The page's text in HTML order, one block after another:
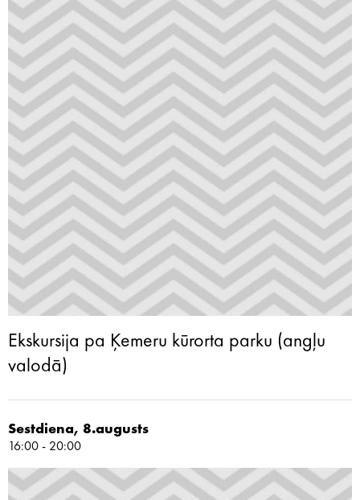
Ekskursija pa Ķemeru kūrorta parku (angļu
valodā)
Sestdiena, 8.augusts
16:00 - 20:00